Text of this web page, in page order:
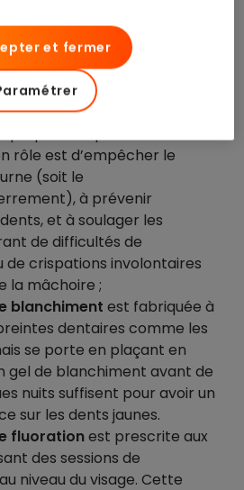
en proposant un
allégé et moins contraignant
bagues traditionnelles ;
est adaptée pour les
de l’articulation de la
rôle est d’empêcher le
(soit le
à prévenir
et à soulager les
de difficultés de
de crispations involontaires
la mâchoire ;
blanchiment est fabriquée à
dentaires comme les
se porte en plaçant en
gel de blanchiment avant de
nuits suffisent pour avoir un
sur les dents jaunes.
fluorationest prescrite aux
des sessions de
niveau du visage. Cette
et fermer